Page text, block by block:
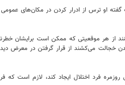
او ترس از ادرار کردن در مکان‌های
هر موقعیتی که ممکن است برایشان
خجالت می‌کشند از قرار گرفتن در معرض
فرد اختلال ایجاد کند، لازم است